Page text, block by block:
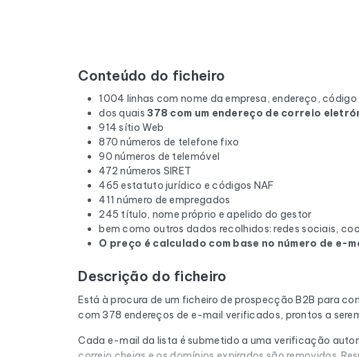
Conteúdo do ficheiro
1004 linhas com nome da empresa, endereço,
dos quais378 com um endereço de correio
914 sítio Web
870 números de telefone fixo
90 números de telemóvel
472 números SIRET
465 estatuto jurídico e códigos NAF
411 número de empregados
245 título, nome próprio e apelido do gestor
bem como outros dados recolhidos: redes sociais,
O preço é calculado com base no número de e-
Descrição do ficheiro
Está à procura de um ficheiro de prospecção B2B para
com 378 endereços de e-mail verificados, prontos a
Cada e-mail da lista é submetido a uma verificação